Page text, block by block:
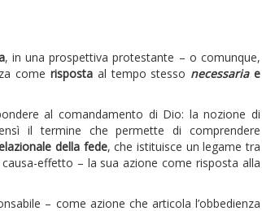
, in una prospettiva protestante – o comunque,
come rispostaal tempo stesso necessariae
al comandamento di Dio: la nozione di
il termine che permette di comprendere
della fede, che istituisce un legame tra
effetto – la sua azione come risposta alla
– come azione che articola l’obbedienza